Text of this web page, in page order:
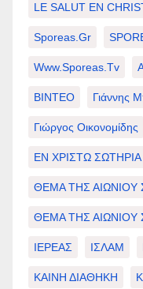
LE SALUT EN
Sporeas.gr
Www.sporeas.tv
ΒΙΝΤΕΟ Γιάννης
Γιώργος Οικονομίδης
ΕΝ ΧΡΙΣΤΩ ΣΩΤΗΡΙΑ
ΘΕΜΑ ΤΗΣ ΑΙΩΝΙΟΥ
ΘΕΜΑ ΤΗΣ ΑΙΩΝΙΟΥ
ΙΕΡΕΑΣ ΙΣΛΑΜ
ΚΑΙΝΗ ΔΙΑΘΗΚΗ